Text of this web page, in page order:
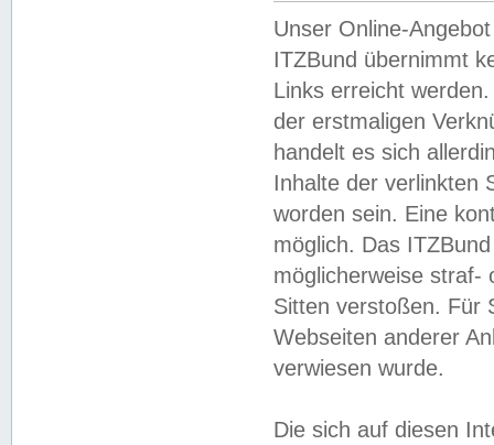
Unser Online-
ITZBund übernimmt
Links erreicht
der erstmaligen
handelt es sich
Inhalte der verlinkten
worden sein. Eine
möglich. Das
möglicherweise straf-
Sitten verstoßen. Für
Webseiten anderer
verwiesen wurde.
Die sich auf diesen